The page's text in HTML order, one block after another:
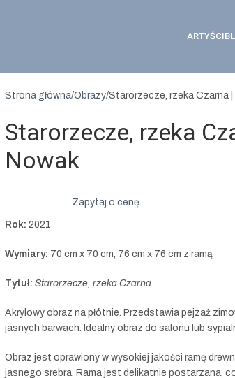
ARTYŚCI
Strona główna Obrazy Starorzecze, rzeka Czarna
Starorzecze, rzeka
Nowak
Zapytaj o cenę
Rok: 2021
Wymiary: 70 cm x 70 cm, 76 cm x 76 cm z ramą
Tytuł: Starorzecze, rzeka Czarna
Akrylowy obraz na płótnie. Przedstawia pejzaż
jasnych barwach. Idealny obraz do salonu lub
Obraz jest oprawiony w wysokiej jakości ramę
jasnego srebra. Rama jest delikatnie postarzana,